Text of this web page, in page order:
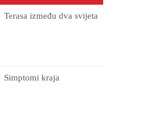
Terasa između dva svijeta
Simptomi kraja